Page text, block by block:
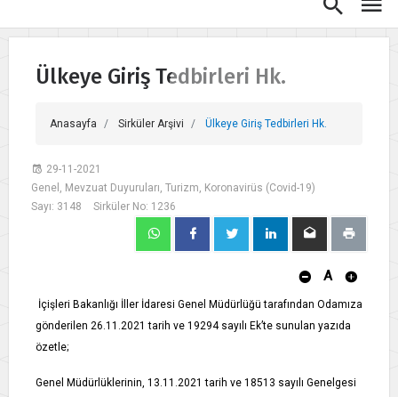
Ülkeye Giriş Tedbirleri Hk.
Anasayfa Sirküler Arşivi Ülkeye Giriş Tedbirleri Hk.
29-11-2021
Genel, Mevzuat Duyuruları, Turizm, Koronavirüs (Covid-19)
Sayı: 3148
Sirküler No: 1236
A
İçişleri Bakanlığı İller İdaresi Genel Müdürlüğü tarafından Odamıza
gönderilen 26.11.2021 tarih ve 19294 sayılı Ek’te sunulan yazıda
özetle;
Genel Müdürlüklerinin, 13.11.2021 tarih ve 18513 sayılı Genelgesi